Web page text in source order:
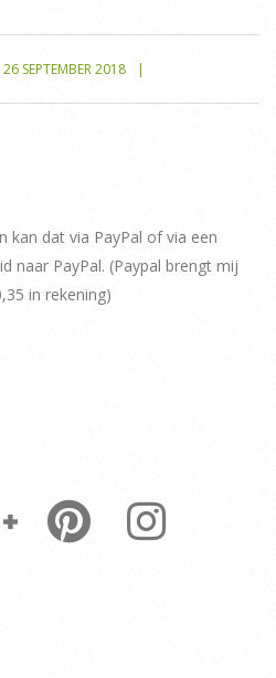
26 SEPTEMBER 2018
kan dat via PayPal of via een
naar PayPal. (Paypal brengt mij
in rekening)